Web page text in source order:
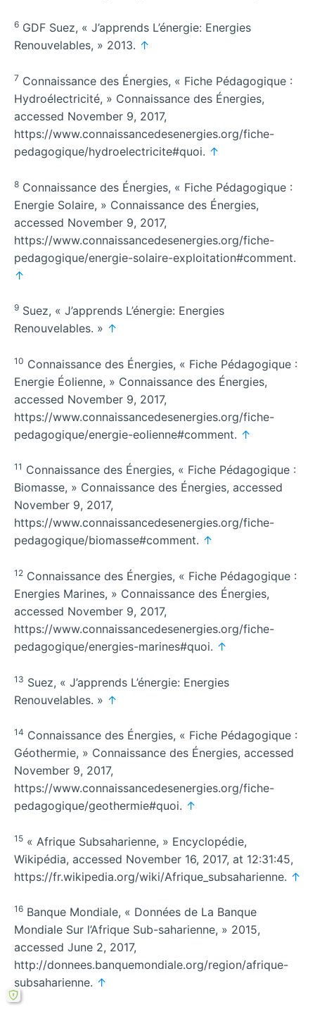
6 GDF Suez, « J’apprends L’énergie: Energies
Renouvelables, » 2013. ↑
7 Connaissance des Énergies, « Fiche Pédagogique :
Hydroélectricité, » Connaissance des Énergies,
accessed November 9, 2017,
https://www.connaissancedesenergies.org/fiche-
pedagogique/hydroelectricite#quoi. ↑
8 Connaissance des Énergies, « Fiche Pédagogique :
Energie Solaire, » Connaissance des Énergies,
accessed November 9, 2017,
https://www.connaissancedesenergies.org/fiche-
pedagogique/energie-solaire-exploitation#comment.
↑
9 Suez, « J’apprends L’énergie: Energies
Renouvelables. » ↑
10 Connaissance des Énergies, « Fiche Pédagogique :
Energie Éolienne, » Connaissance des Énergies,
accessed November 9, 2017,
https://www.connaissancedesenergies.org/fiche-
pedagogique/energie-eolienne#comment. ↑
11 Connaissance des Énergies, « Fiche Pédagogique :
Biomasse, » Connaissance des Énergies, accessed
November 9, 2017,
https://www.connaissancedesenergies.org/fiche-
pedagogique/biomasse#comment. ↑
12 Connaissance des Énergies, « Fiche Pédagogique :
Energies Marines, » Connaissance des Énergies,
accessed November 9, 2017,
https://www.connaissancedesenergies.org/fiche-
pedagogique/energies-marines#quoi. ↑
13 Suez, « J’apprends L’énergie: Energies
Renouvelables. » ↑
14 Connaissance des Énergies, « Fiche Pédagogique :
Géothermie, » Connaissance des Énergies, accessed
November 9, 2017,
https://www.connaissancedesenergies.org/fiche-
pedagogique/geothermie#quoi. ↑
15 « Afrique Subsaharienne, » Encyclopédie,
Wikipédia, accessed November 16, 2017, at 12:31:45,
https://fr.wikipedia.org/wiki/Afrique_subsaharienne. ↑
16 Banque Mondiale, « Données de La Banque
Mondiale Sur l’Afrique Sub-saharienne, » 2015,
accessed June 2, 2017,
http://donnees.banquemondiale.org/region/afrique-
subsaharienne. ↑